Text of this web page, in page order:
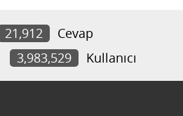
21,912
Cevap
3,983,529 Kullanıcı